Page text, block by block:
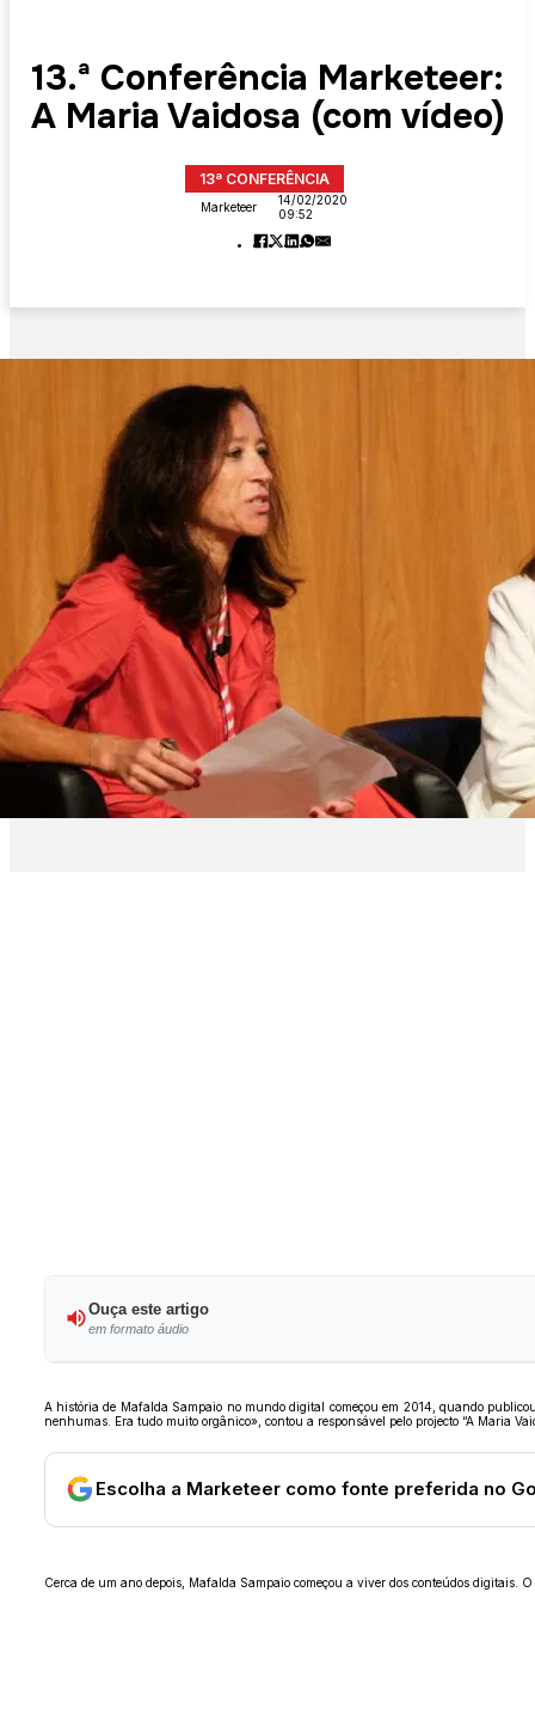
13.ª Conferência Marketeer:
A Maria Vaidosa (com vídeo)
13ª CONFERÊNCIA
Marketeer
14/02/2020
09:52
Ouça este artigo
em formato áudio
A história de Mafalda Sampaio no mundo digital começou em 2014, quando
nenhumas. Era tudo muito orgânico», contou a responsável pelo projecto “A Maria
Escolha a Marketeer como fonte preferida no
Cerca de um ano depois, Mafalda Sampaio começou a viver dos conteúdos